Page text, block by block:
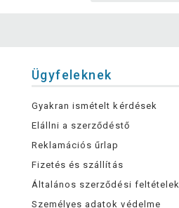
Ügyfeleknek
Gyakran ismételt kérdések
Elállni a szerződéstő
Reklamációs űrlap
Fizetés és szállítás
Általános szerződési feltételek
Személyes adatok védelme